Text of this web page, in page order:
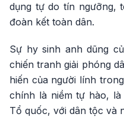
dụng tự do tín ngưỡng,
đoàn kết toàn dân.
Sự hy sinh anh dũng
chiến tranh giải phóng
hiến của người lính
chính là niềm tự hào,
Tổ quốc, với dân tộc và